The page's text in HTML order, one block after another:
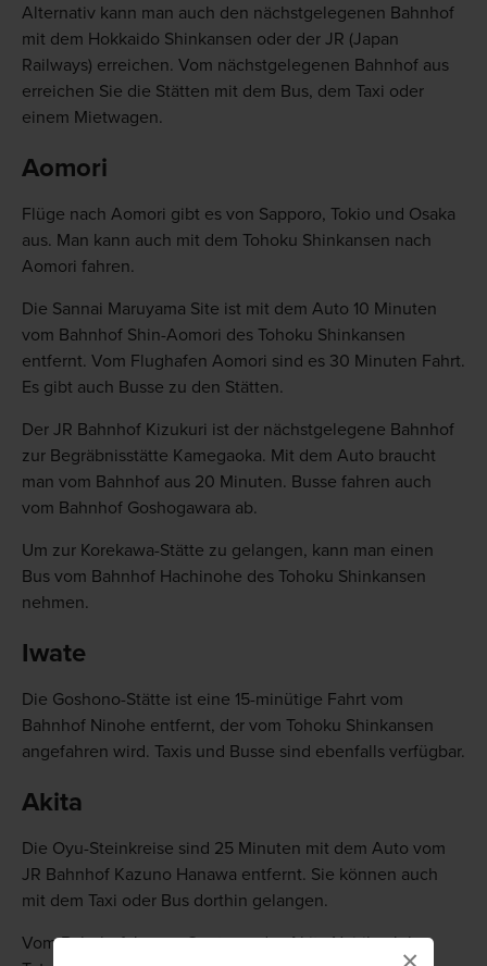
Alternativ kann man auch den nächstgelegenen Bahnhof
mit dem Hokkaido Shinkansen oder der JR (Japan
Railways) erreichen. Vom nächstgelegenen Bahnhof aus
erreichen Sie die Stätten mit dem Bus, dem Taxi oder
einem Mietwagen.
Aomori
Flüge nach Aomori gibt es von Sapporo, Tokio und Osaka
aus. Man kann auch mit dem Tohoku Shinkansen nach
Aomori fahren.
Die Sannai Maruyama Site ist mit dem Auto 10 Minuten
vom Bahnhof Shin-Aomori des Tohoku Shinkansen
entfernt. Vom Flughafen Aomori sind es 30 Minuten Fahrt.
Es gibt auch Busse zu den Stätten.
Der JR Bahnhof Kizukuri ist der nächstgelegene Bahnhof
zur Begräbnisstätte Kamegaoka. Mit dem Auto braucht
man vom Bahnhof aus 20 Minuten. Busse fahren auch
vom Bahnhof Goshogawara ab.
Um zur Korekawa-Stätte zu gelangen, kann man einen
Bus vom Bahnhof Hachinohe des Tohoku Shinkansen
nehmen.
Iwate
Die Goshono-Stätte ist eine 15-minütige Fahrt vom
Bahnhof Ninohe entfernt, der vom Tohoku Shinkansen
angefahren wird. Taxis und Busse sind ebenfalls verfügbar.
Akita
Die Oyu-Steinkreise sind 25 Minuten mit dem Auto vom
JR Bahnhof Kazuno Hanawa entfernt. Sie können auch
mit dem Taxi oder Bus dorthin gelangen.
Vom Bahnhof Jomon Ogata an der Akita Nairiku Jukan